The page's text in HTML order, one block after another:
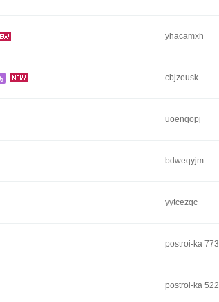
yhacamxh
cbjzeusk
uoenqopj
bdweqyjm
yytcezqc
postroi-ka 773
postroi-ka 522